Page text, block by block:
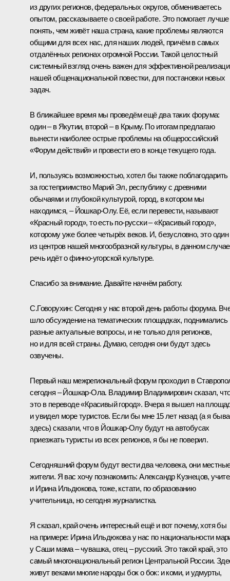
из других регионов, федеральных округов, обмениваетесь
опытом, рассказываете о своей работе. Это помогает лучше
понять, чем живёт наша страна, какие проблемы являются
общими для всех нас, для наших людей, причём в самых
отдалённых регионах огромной России. Такой целостный
системный взгляд очень важен для эффективной
нашей общенациональной повестки, для постановки новых
задач.
В ближайшее время мы проведём ещё два таких форума:
один – в Якутии, второй – в Крыму. По итогам предлагаю
вынести наиболее острые проблемы на общероссийский
«Форум действий» и провести его в конце текущего года.
И, пользуясь возможностью, хотел бы также поблагодарить
за гостеприимство Марий Эл, республику с древними
обычаями и глубокой культурой, город, в котором мы
находимся, – Йошкар-Олу. Её, если перевести, называют
«Красный город», то есть по‑русски – «Красивый город»,
которому уже более четырёх веков. И, безусловно, это один
из центров нашей многообразной культуры, в данном случае
речь идёт о финно-угорской культуре.
Спасибо за внимание. Давайте начнём работу.
С.Говорухин: Сегодня у нас второй день работы форума.
шло обсуждение на тематических площадках, поднимались
разные актуальные вопросы, и не только для регионов,
но и для всей страны. Думаю, сегодня они будут здесь
озвучены.
Первый наш межрегиональный форум проходил в
сегодня – Йошкар-Ола. Владимир Владимирович сказал,
это в переводе «Красивый город». Вчера я вышел на
и увидел море туристов. Если бы мне 15 лет назад (а я
здесь) сказали, что в Йошкар-Олу будут на автобусах
приезжать туристы из всех регионов, я бы не поверил.
Сегодняшний форум будут вести два человека, они
жители. Я вас хочу познакомить: Александр Кузнецов,
и Ирина Ильдюкова, тоже, кстати, по образованию
учительница, но сегодня журналистка.
Я сказал, край очень интересный ещё и вот почему, хотя бы
на примере: Ирина Ильдюкова у нас по национальности
у Саши мама – чувашка, отец – русский. Это такой край, это
самый многонациональный регион Центральной России.
живут веками многие народы бок о бок: и коми, и удмурты,